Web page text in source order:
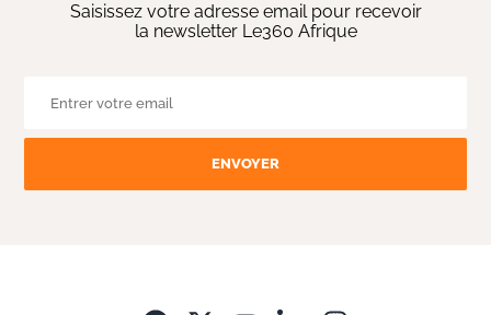
Saisissez votre adresse email pour recevoir
la newsletter Le360 Afrique
ENVOYER